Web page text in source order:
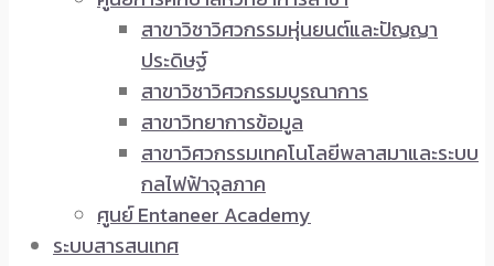
สาขาวิชาวิศวกรรมหุ่นยนต์และปัญญา
ประดิษฐ์
สาขาวิชาวิศวกรรมบูรณาการ
สาขาวิทยาการข้อมูล
สาขาวิศวกรรมเทคโนโลยีพลาสมาและระบบ
กลไฟฟ้าจุลภาค
ศูนย์ Entaneer Academy
ระบบสารสนเทศ